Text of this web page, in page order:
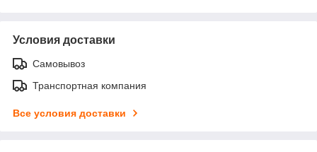
Условия доставки
Самовывоз
Транспортная компания
Все условия доставки